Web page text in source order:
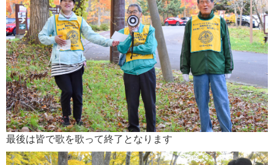
最後は皆で歌を歌って終了となります